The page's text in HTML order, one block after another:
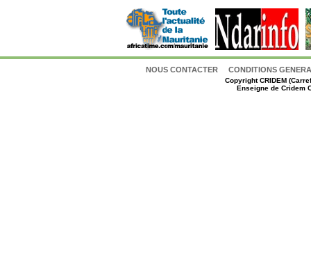
NOUS CONTACTER CONDITIONS
CopyrightCRIDEM
Enseigne de Cridem